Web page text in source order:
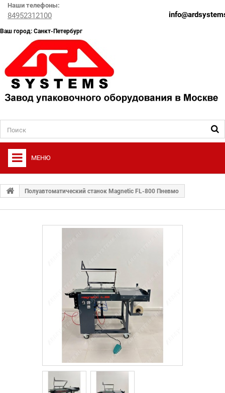
Наши телефоны:
84952312100
Ваш город: Санкт-Петербург
МЕНЮ
О ФИРМЕ
СЕРВИСНЫЙ ЦЕНТР
Полуавтоматический станок Magnetic FL-800 Пневмо